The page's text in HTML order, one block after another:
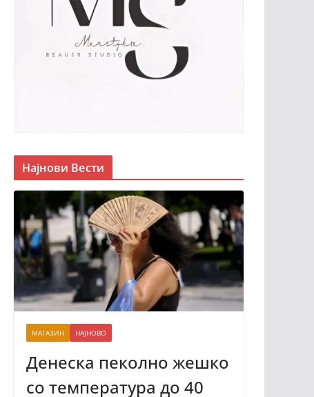
Најнови Вести
МАГАЗИН НАЈНОВО
Денеска пеколно жешко
со температура до 40